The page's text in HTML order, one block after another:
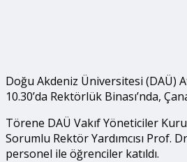
Doğu Akdeniz Üniversitesi (DAÜ)
10.30’da Rektörlük Binası’nda,
Törene DAÜ Vakıf Yöneticiler
Sorumlu Rektör Yardımcısı Prof.
personel ile öğrenciler katıldı.